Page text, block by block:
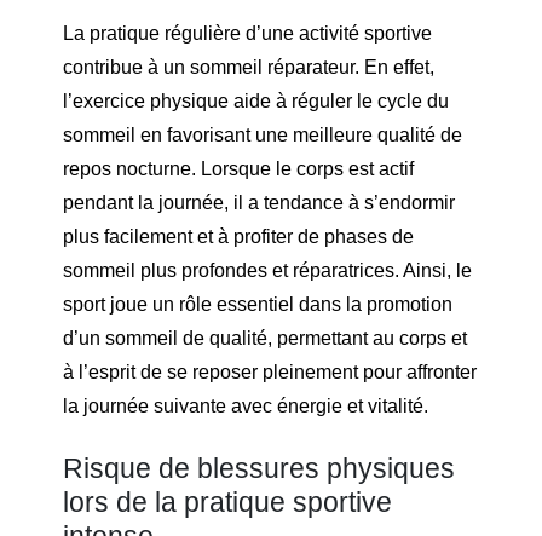
La pratique régulière d’une activité sportive
contribue à un sommeil réparateur. En effet,
l’exercice physique aide à réguler le cycle du
sommeil en favorisant une meilleure qualité de
repos nocturne. Lorsque le corps est actif
pendant la journée, il a tendance à s’endormir
plus facilement et à profiter de phases de
sommeil plus profondes et réparatrices. Ainsi, le
sport joue un rôle essentiel dans la promotion
d’un sommeil de qualité, permettant au corps et
à l’esprit de se reposer pleinement pour affronter
la journée suivante avec énergie et vitalité.
Risque de blessures physiques
lors de la pratique sportive